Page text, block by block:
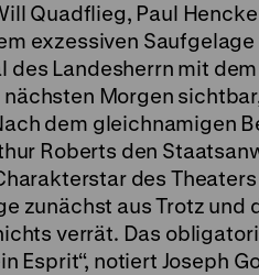
Quadflieg, Paul
exzessiven
Landesherrn mit
Morgen
dem gleichnamigen
Roberts den
des
zunächst aus Trotz und
verrät. Das
Esprit“, notiert Joseph